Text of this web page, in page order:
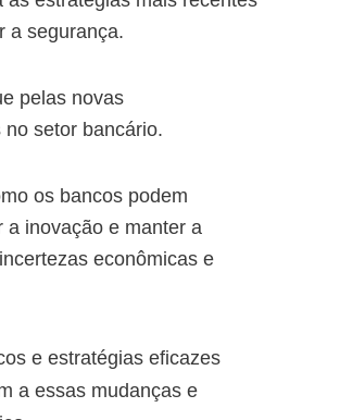
a segurança.
pelas novas
setor bancário.
os bancos podem
a inovação e manter a
econômicas e
e estratégias eficazes
a essas mudanças e